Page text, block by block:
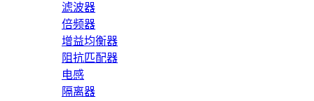
滤波器
倍频器
增益均衡器
阻抗匹配器
电感
隔离器